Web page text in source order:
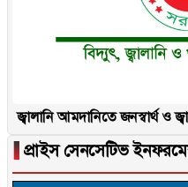
জ্বালানি আমদানিতে জনস্বার্থ ও
▐ প্রাইস সেনসেটিভ